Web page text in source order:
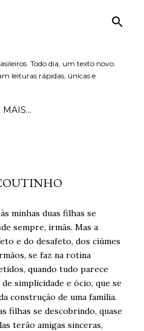
Todo dia, um texto novo.
leituras rápidas, únicas e
MAIS…
minhas duas filhas se
sempre, irmãs. Mas a
e do desafeto, dos ciúmes
se faz na rotina
quando tudo parece
simplicidade e ócio, que se
construção de uma família.
filhas se descobrindo, quase
terão amigas sinceras,